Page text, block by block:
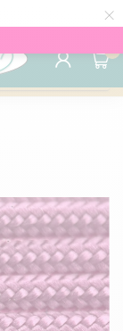
×
0